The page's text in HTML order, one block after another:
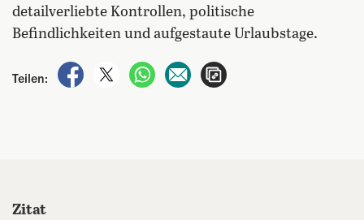
detailverliebte Kontrollen, politische
Befindlichkeiten und aufgestaute Urlaubstage.
Teilen:
auf Facebook teilen
auf X teilenper WhatsApp teilen
per E-Mail teilen
Zitat